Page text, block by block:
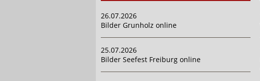
26.07.2026
Bilder Grunholz online
25.07.2026
Bilder Seefest Freiburg online